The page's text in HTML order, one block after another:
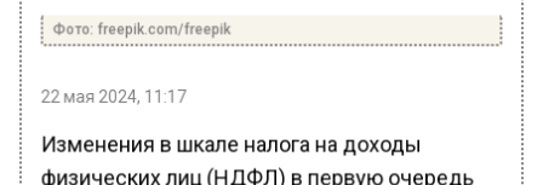
Фото: freepik.com/freepik
22 мая 2024, 11:17
Изменения в шкале налога на доходы
физических лиц (НДФЛ) в первую очередь